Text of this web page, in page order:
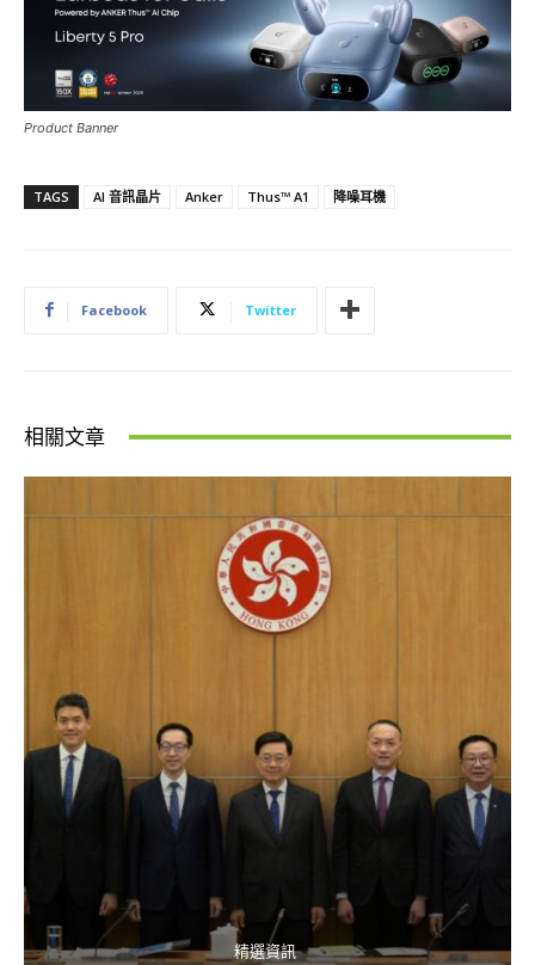
Product Banner
TAGS AI 音訊晶片 Anker Thus™ A1 降噪耳機
Facebook Twitter
相關文章
精選資訊